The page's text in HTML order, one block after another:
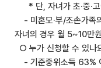
* 단, 자녀가 초·중·고
- 미혼모·부/조손가족
자녀의 경우 월 5~10만
○ 누가 신청할 수 있나
- 기준중위소득 63%